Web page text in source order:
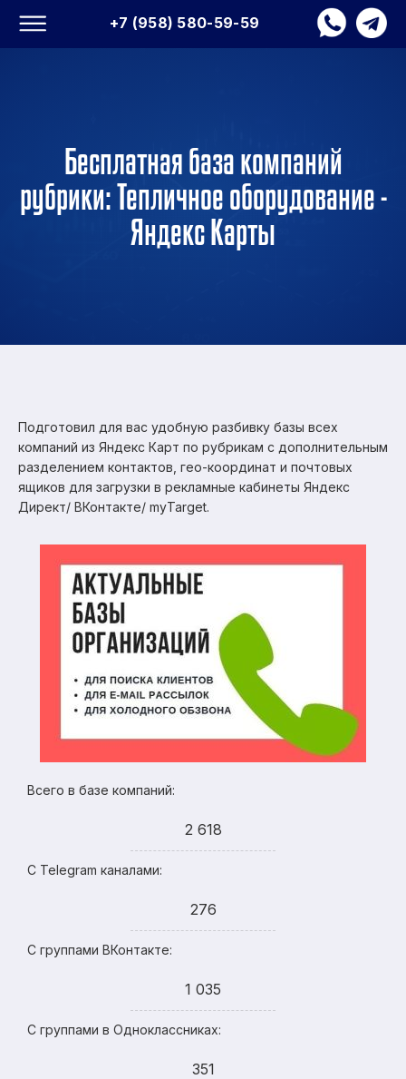
+7 (958) 580-59-59
Бесплатная база компаний
рубрики: Тепличное оборудование -
Яндекс Карты
Подготовил для вас удобную разбивку базы всех
компаний из Яндекс Карт по рубрикам с дополнительным
разделением контактов, гео-координат и почтовых
ящиков для загрузки в рекламные кабинеты Яндекс
Директ/ ВКонтакте/ myTarget.
Всего в базе компаний:
2 618
С Telegram каналами:
276
С группами ВКонтакте:
1 035
С группами в Одноклассниках:
351